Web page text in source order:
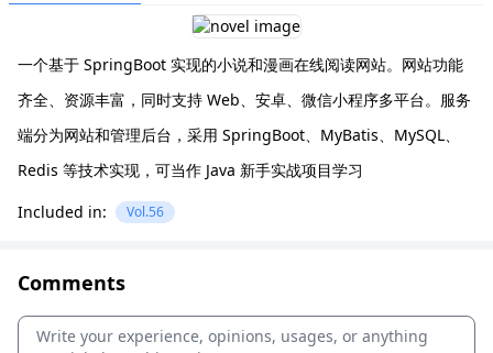
Apache-2.0
License
一个基于 SpringBoot 实现的小说和漫画在线阅读网站。网站功能
齐全、资源丰富，同时支持 Web、安卓、微信小程序多平台。服务
端分为网站和管理后台，采用 SpringBoot、MyBatis、MySQL、
Redis 等技术实现，可当作 Java 新手实战项目学习
Included in:
Vol.56
Comments